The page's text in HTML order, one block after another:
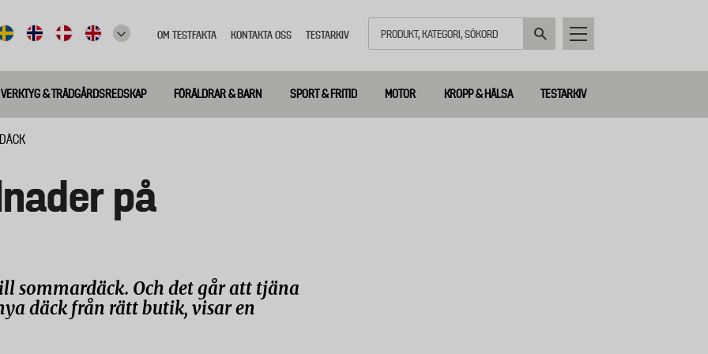
meny
OM TESTFAKTA KONTAKTA OSS TESTARKIV
VERKTYG & TRÄDGÅRDSREDSKAP FÖRÄLDRAR & BARN SPORT & FRITID MOTOR KROPP & HÄLSA TESTARKIV
på
sommardäck. Och det går att tjäna
däck från rätt butik, visar en